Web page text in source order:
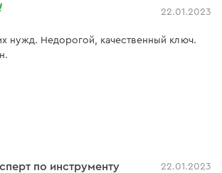
22.01.2023
нужд. Недорогой, качественный ключ.
по инструменту 22.01.2023